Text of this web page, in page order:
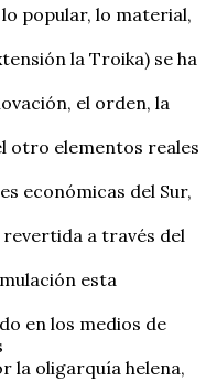
popular, lo material,
la Troika) se ha
el orden, la
otro elementos reales
económicas del Sur,
a través del
esta
en los medios de
la oligarquía helena,